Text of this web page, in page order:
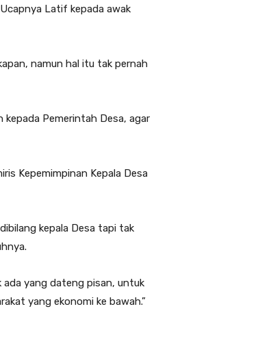
Latif kepada awak
namun hal itu tak pernah
Pemerintah Desa, agar
Kepemimpinan Kepala Desa
kepala Desa tapi tak
ada yang dateng pisan, untuk
yang ekonomi ke bawah.”